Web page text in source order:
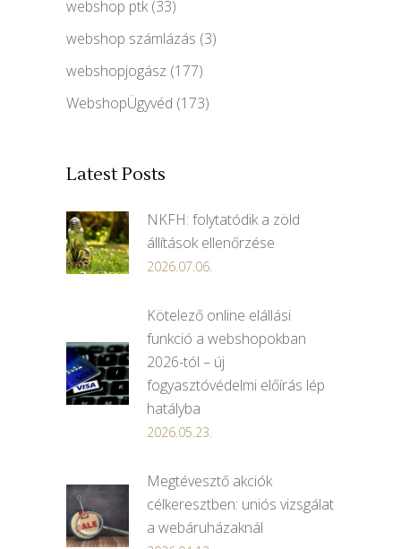
webshop ptk(33)
webshop számlázás (3)
webshopjogász (177)
WebshopÜgyvéd (173)
Latest Posts
NKFH: folytatódik a zöld
állítások ellenőrzése
2026.07.06.
Kötelező online elállási
funkció a webshopokban
2026-tól – új
fogyasztóvédelmi előírás lép
hatályba
2026.05.23.
Megtévesztő akciók
célkeresztben: uniós vizsgálat
a webáruházaknál